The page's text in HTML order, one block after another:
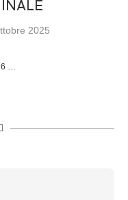
2025
6 …